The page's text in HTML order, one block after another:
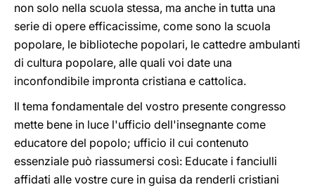
non solo nella scuola stessa, ma anche in tutta una
serie di opere efficacissime, come sono la scuola
popolare, le biblioteche popolari, le cattedre ambulanti
di cultura popolare, alle quali voi date una
inconfondibile impronta cristiana e cattolica.
Il tema fondamentale del vostro presente congresso
mette bene in luce l'ufficio dell'insegnante come
educatore del popolo; ufficio il cui contenuto
essenziale può riassumersi così: Educate i fanciulli
affidati alle vostre cure in guisa da renderli cristiani